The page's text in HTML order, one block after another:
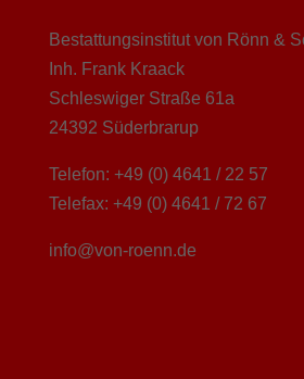
Bestattungsinstitut von Rönn &
Inh. Frank Kraack
Schleswiger Straße 61a
24392 Süderbrarup
Telefon: +49 (0) 4641 / 22 57
Telefax: +49 (0) 4641 / 72 67
info@von-roenn.de